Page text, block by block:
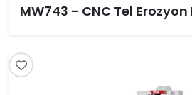
MW743 - CNC Tel